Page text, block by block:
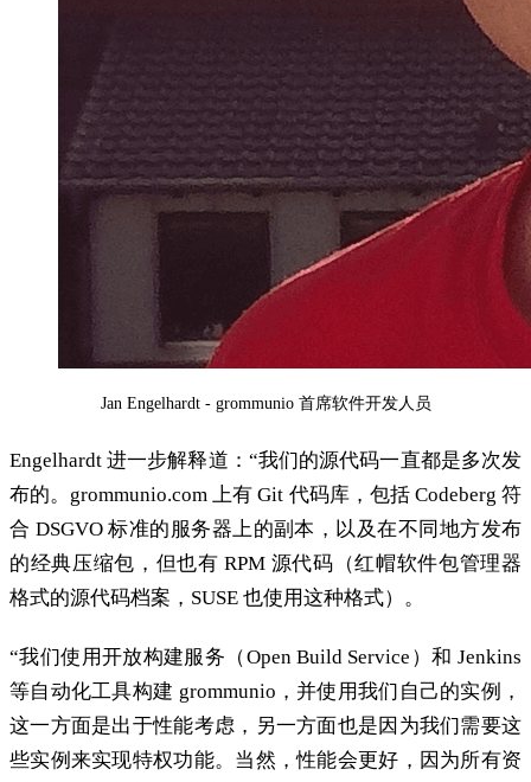
Jan Engelhardt - grommunio 首席软件开发人员
Engelhardt 进一步解释道：“我们的源代码一直都是多次发
布的。grommunio.com 上有 Git 代码库，包括 Codeberg 符
合 DSGVO 标准的服务器上的副本，以及在不同地方发布
的经典压缩包，但也有 RPM 源代码（红帽软件包管理器
格式的源代码档案，SUSE 也使用这种格式）。
“我们使用开放构建服务（Open Build Service）和 Jenkins
等自动化工具构建 grommunio，并使用我们自己的实例，
这一方面是出于性能考虑，另一方面也是因为我们需要这
些实例来实现特权功能。当然，性能会更好，因为所有资